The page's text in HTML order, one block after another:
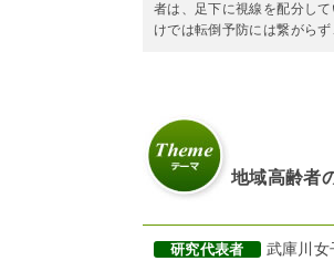
者は、足下に視線を配分し
けでは転倒予防には繋がら
地域高齢者
研究代表者 武庫川